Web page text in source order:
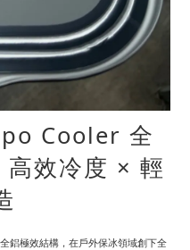
Cooler 全
高效冷度 × 輕
鋁極效結構，在戶外保冰領域創下全